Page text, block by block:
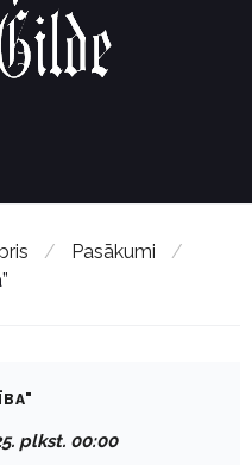
/ Pasākumi
/
plkst. 00:00